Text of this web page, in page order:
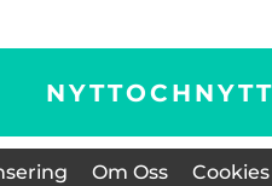
Om Oss Cookies